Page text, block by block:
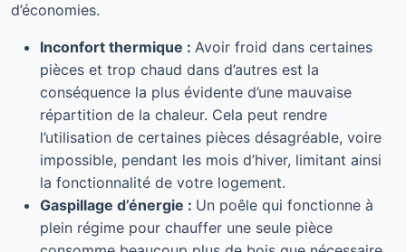
d’économies.
Inconfort thermique : Avoir froid dans certaines
pièces et trop chaud dans d’autres est la
conséquence la plus évidente d’une mauvaise
répartition de la chaleur. Cela peut rendre
l’utilisation de certaines pièces désagréable, voire
impossible, pendant les mois d’hiver, limitant ainsi
la fonctionnalité de votre logement.
Gaspillage d’énergie : Un poêle qui fonctionne à
plein régime pour chauffer une seule pièce